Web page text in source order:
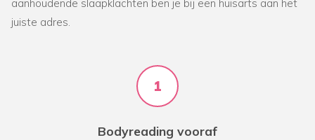
aanhoudende slaapklachten ben je bij een huisarts aan het
juiste adres.
1
Bodyreading vooraf